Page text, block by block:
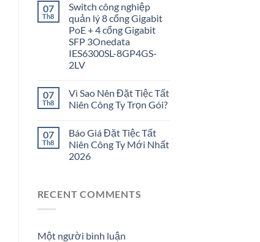
07
Th8
Switch công nghiệp
quản lý 8 cổng Gigabit
PoE + 4 cổng Gigabit
SFP 3Onedata
IES6300SL-8GP4GS-
2LV
07
Th8
Vì Sao Nên Đặt Tiệc Tất
Niên Công Ty Trọn Gói?
07
Th8
Báo Giá Đặt Tiệc Tất
Niên Công Ty Mới Nhất
2026
RECENT COMMENTS
Một người bình luận